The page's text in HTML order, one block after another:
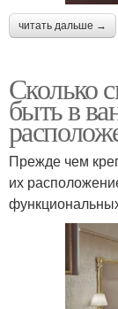
читать дальше →
Сколько
быть в
Прежде чем
их